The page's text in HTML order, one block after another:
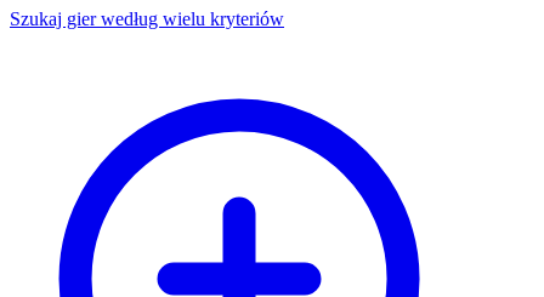
Szukaj gier według wielu kryteriów